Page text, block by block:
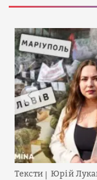
Тексти Юрій